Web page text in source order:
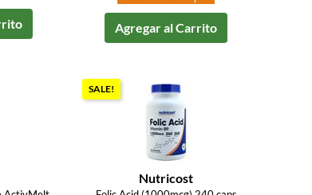
Agregar al Carrito
SALE!
Nutricost